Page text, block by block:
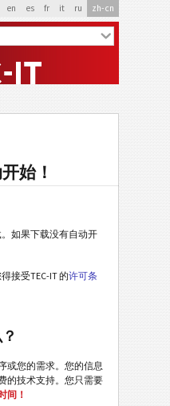
en es fr it ru zh-cn
始！
如果下载没有自动开
接受TEC-IT 的许可条
或您的需求。您的信息
的技术支持。您只需要
间！